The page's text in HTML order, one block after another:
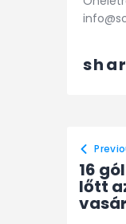
16
lőtt